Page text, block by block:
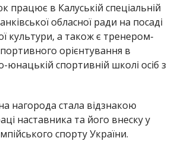
працює в Калуській спеціальній
обласної ради на посаді
культури, а також є тренером-
орієнтування в
юнацькій спортивній школі осіб з
нагорода стала відзнакою
наставника та його внеску у
спорту України.